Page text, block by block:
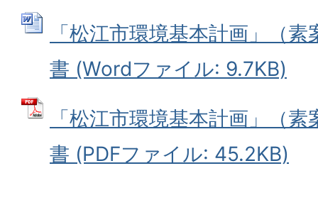
「松江市環境基本計画」（
書 (Wordファイル: 9.7KB)
「松江市環境基本計画」（
書 (PDFファイル: 45.2KB)